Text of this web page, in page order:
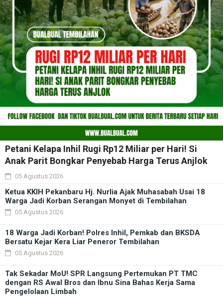
Petani Kelapa Inhil Rugi Rp12 Miliar per Hari! Si
Anak Parit Bongkar Penyebab Harga Terus Anjlok
05 Agustus 2026
Ketua KKIH Pekanbaru Hj. Nurlia Ajak Muhasabah Usai 18
Warga Jadi Korban Serangan Monyet di Tembilahan
05 Agustus 2026
18 Warga Jadi Korban! Polres Inhil, Pemkab dan BKSDA
Bersatu Kejar Kera Liar Peneror Tembilahan
05 Agustus 2026
Tak Sekadar MoU! SPR Langsung Pertemukan PT TMC
dengan RS Awal Bros dan Ibnu Sina Bahas Kerja Sama
Pengelolaan Limbah